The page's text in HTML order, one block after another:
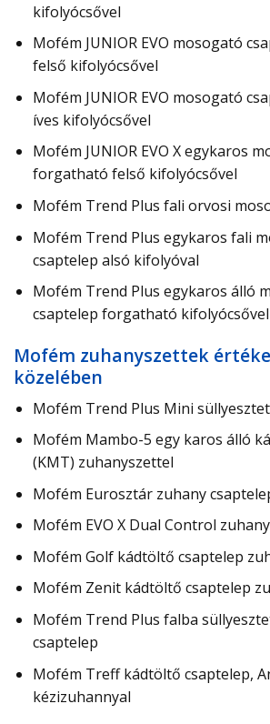
kifolyócsővel
Mofém JUNIOR EVO mosogató
felső kifolyócsővel
Mofém JUNIOR EVO mosogató
íves kifolyócsővel
Mofém JUNIOR EVO X egykaros
forgatható felső kifolyócsővel
Mofém Trend Plus fali orvosi
Mofém Trend Plus egykaros fali
csaptelep alsó kifolyóval
Mofém Trend Plus egykaros álló
csaptelep forgatható kifolyócsővel
Mofém zuhanyszettek
közelében
Mofém Trend Plus Mini
Mofém Mambo-5 egy karos álló
(KMT) zuhanyszettel
Mofém Eurosztár zuhany
Mofém EVO X Dual Control
Mofém Golf kádtöltő csaptelep
Mofém Zenit kádtöltő csaptelep
Mofém Trend Plus falba
csaptelep
Mofém Treff kádtöltő csaptelep,
kézizuhannyal